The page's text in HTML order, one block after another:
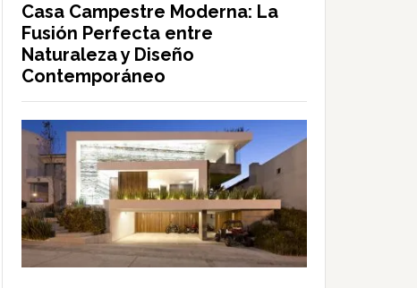
Casa Campestre Moderna: La
Fusión Perfecta entre
Naturaleza y Diseño
Contemporáneo